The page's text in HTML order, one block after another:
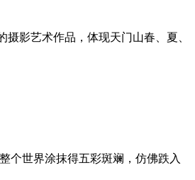
影艺术作品，体现天门山春、夏、
个世界涂抹得五彩斑斓，仿佛跌入